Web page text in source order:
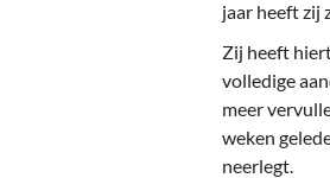
jaar heeft zij
Zij heeft
volledige
meer
weken
neerlegt.